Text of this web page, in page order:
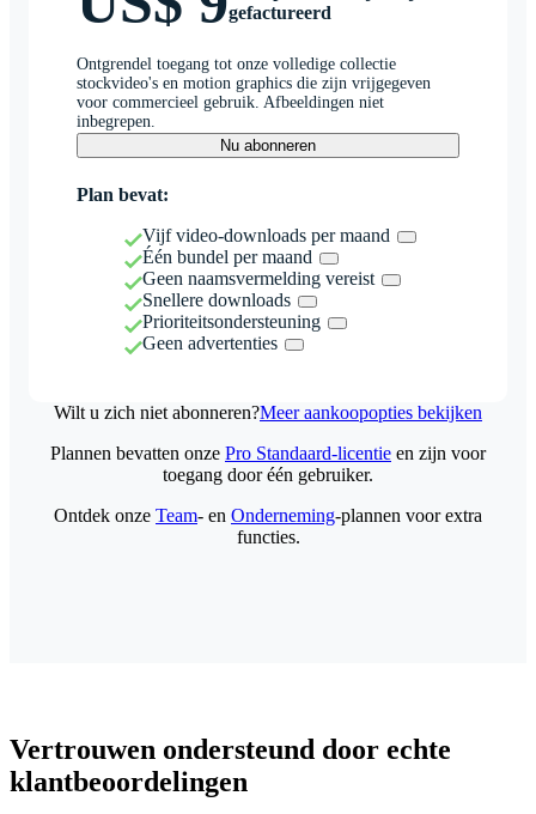
gefactureerd
Ontgrendel toegang tot onze volledige collectie
stockvideo's en motion graphics die zijn vrijgegeven
voor commercieel gebruik. Afbeeldingen niet
inbegrepen.
Nu abonneren
Plan bevat:
Vijf video-downloads per maand
Één bundel per maand
Geen naamsvermelding vereist
Snellere downloads
Prioriteitsondersteuning
Geen advertenties
Wilt u zich niet abonneren?Meer aankoopopties bekijken
Plannen bevatten onze Pro Standaard-licentie en zijn voor
toegang door één gebruiker.
Ontdek onze Team- en Onderneming-plannen voor extra
functies.
Vertrouwen ondersteund door echte
klantbeoordelingen